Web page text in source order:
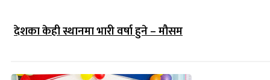
देशका केही स्थानमा भारी वर्षा हुने – मौसम